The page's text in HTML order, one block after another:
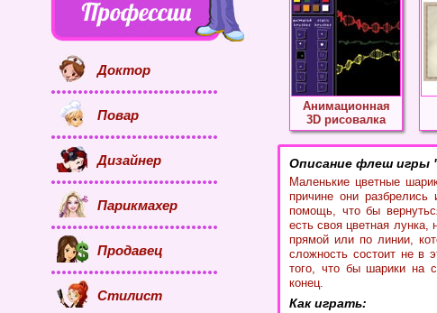
Анимационная
3D рисовалка
Описание флеш игры
Маленькие цветные
причине они
помощь, что бы
есть своя цветная лунка,
прямой или по линии,
сложность состоит не в
того, что бы шарики на
конец.
Как играть:
Доктор
Повар
Дизайнер
Парикмахер
Продавец
Стилист